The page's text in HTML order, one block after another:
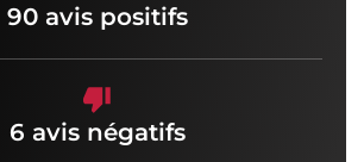
90 avis positifs
6 avis négatifs